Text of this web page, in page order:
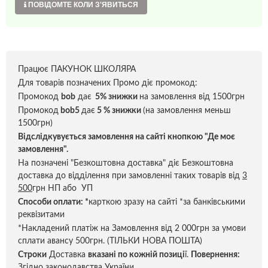
ПОВІДОМТЕ КОЛИ З'ЯВИТЬСЯ
Працює ПАКУНОК ШКОЛЯРА
Для товарів позначених Промо діє промокод:
Промокод bob дає 5% знижки на замовлення від 1500грн
Промокод bob5 дає 5 % знижки (на замовлення меньш
1500грн)
Відслідкувується замовлення на сайті кнопкою "Де моє
замовлення".
На позначені "Безкоштовна доставка" діє Безкоштовна
доставка до відділення при замовленні таких товарів від 3
500грн НП або УП
Способи оплати: *карткою зразу на сайті *за банківськими
реквізитами
*Накладений платіж на Замовлення від 2 000грн за умови
сплати авансу 500грн. (ТІЛЬКИ НОВА ПОШТА)
Строки Доставка вказані по кожній позиції.
Повернення: